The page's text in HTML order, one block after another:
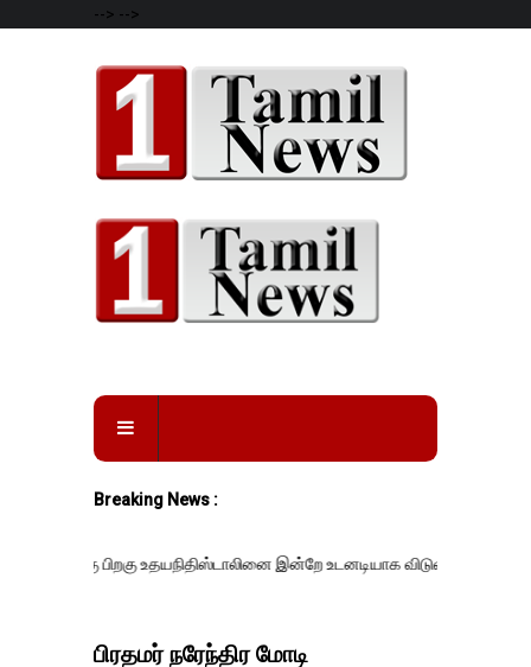
--> -->
Breaking News :
உதயநிதிஸ்டாலினை இன்றே உடனடியாக விடுவிக்கப்பட வேண்.
பிரதமர் நரேந்திர மோடி